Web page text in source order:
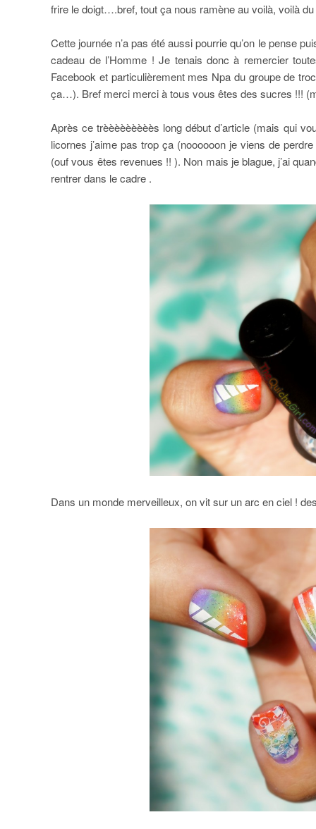
frire le doigt….bref, tout ça nous ramène au voilà, voilà
Cette journée n’a pas été aussi pourrie qu’on le pense
cadeau de l’Homme ! Je tenais donc à remercier
Facebook et particulièrement mes Npa du groupe de
ça…). Bref merci merci à tous vous êtes des sucres !!!
Après ce trèèèèèèèèès long début d’article (mais qui
licornes j’aime pas trop ça (noooooon je viens de
(ouf vous êtes revenues !! ). Non mais je blague, j’ai
rentrer dans le cadre .
Dans un monde merveilleux, on vit sur un arc en ciel !